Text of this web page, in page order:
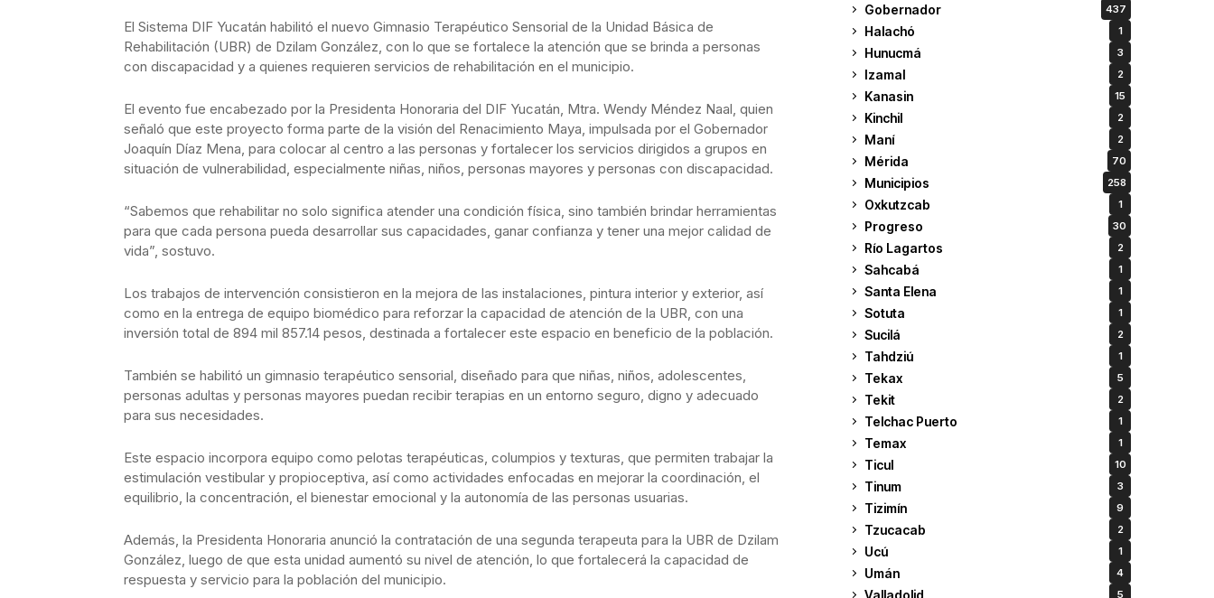
El Sistema DIF Yucatán habilitó el nuevo Gimnasio Terapéutico Sensorial de la Unidad Básica de
Rehabilitación (UBR) de Dzilam González, con lo que se fortalece la atención que se brinda a personas
con discapacidad y a quienes requieren servicios de rehabilitación en el municipio.
El evento fue encabezado por la Presidenta Honoraria del DIF Yucatán, Mtra. Wendy Méndez Naal, quien
señaló que este proyecto forma parte de la visión del Renacimiento Maya, impulsada por el Gobernador
Joaquín Díaz Mena, para colocar al centro a las personas y fortalecer los servicios dirigidos a grupos en
situación de vulnerabilidad, especialmente niñas, niños, personas mayores y personas con discapacidad.
“Sabemos que rehabilitar no solo significa atender una condición física, sino también brindar herramientas
para que cada persona pueda desarrollar sus capacidades, ganar confianza y tener una mejor calidad de
vida”, sostuvo.
Los trabajos de intervención consistieron en la mejora de las instalaciones, pintura interior y exterior, así
como en la entrega de equipo biomédico para reforzar la capacidad de atención de la UBR, con una
inversión total de 894 mil 857.14 pesos, destinada a fortalecer este espacio en beneficio de la población.
También se habilitó un gimnasio terapéutico sensorial, diseñado para que niñas, niños, adolescentes,
personas adultas y personas mayores puedan recibir terapias en un entorno seguro, digno y adecuado
para sus necesidades.
Este espacio incorpora equipo como pelotas terapéuticas, columpios y texturas, que permiten trabajar la
estimulación vestibular y propioceptiva, así como actividades enfocadas en mejorar la coordinación, el
equilibrio, la concentración, el bienestar emocional y la autonomía de las personas usuarias.
Además, la Presidenta Honoraria anunció la contratación de una segunda terapeuta para la UBR de Dzilam
González, luego de que esta unidad aumentó su nivel de atención, lo que fortalecerá la capacidad de
respuesta y servicio para la población del municipio.
Gobernador 437
Halachó 1
Hunucmá 3
Izamal 2
Kanasin 15
Kinchil 2
Maní 2
Mérida 70
Municipios 258
Oxkutzcab 1
Progreso 30
Río Lagartos 2
Sahcabá 1
Santa Elena 1
Sotuta 1
Sucilá 2
Tahdziú 1
Tekax 5
Tekit 2
Telchac Puerto 1
Temax 1
Ticul 10
Tinum 3
Tizimín 9
Tzucacab 2
Ucú 1
Umán 4
Valladolid 5